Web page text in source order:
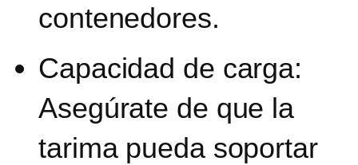
contenedores.
Capacidad de carga:
Asegúrate de que la
tarima pueda soportar